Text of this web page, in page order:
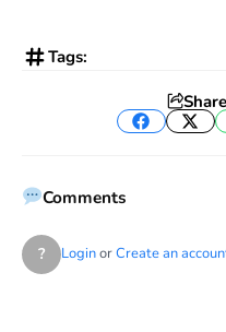
Tags:
Comments
? LoginorCreate an